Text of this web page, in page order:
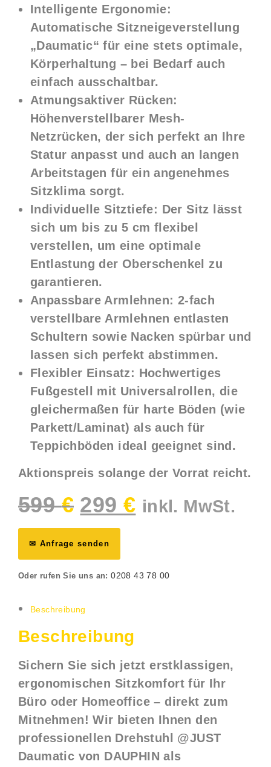
Intelligente Ergonomie:
Automatische Sitzneigeverstellung
„Daumatic“ für eine stets optimale,
Körperhaltung – bei Bedarf auch
einfach ausschaltbar.
Atmungsaktiver Rücken:
Höhenverstellbarer Mesh-
Netzrücken, der sich perfekt an Ihre
Statur anpasst und auch an langen
Arbeitstagen für ein angenehmes
Sitzklima sorgt.
Individuelle Sitztiefe: Der Sitz lässt
sich um bis zu 5 cm flexibel
verstellen, um eine optimale
Entlastung der Oberschenkel zu
garantieren.
Anpassbare Armlehnen: 2-fach
verstellbare Armlehnen entlasten
Schultern sowie Nacken spürbar und
lassen sich perfekt abstimmen.
Flexibler Einsatz: Hochwertiges
Fußgestell mit Universalrollen, die
gleichermaßen für harte Böden (wie
Parkett/Laminat) als auch für
Teppichböden ideal geeignet sind.
Aktionspreis solange der Vorrat reicht.
599€
Ursprünglicher
Preis
war:
299€ Aktueller
Preis
ist:inkl. MwSt.
✉ Anfrage senden
Oder rufen Sie uns an:0208 43 78 00
Beschreibung
Beschreibung
Sichern Sie sich jetzt erstklassigen,
ergonomischen Sitzkomfort für Ihr
Büro oder Homeoffice – direkt zum
Mitnehmen! Wir bieten Ihnen den
professionellen Drehstuhl @JUST
Daumatic von DAUPHIN als